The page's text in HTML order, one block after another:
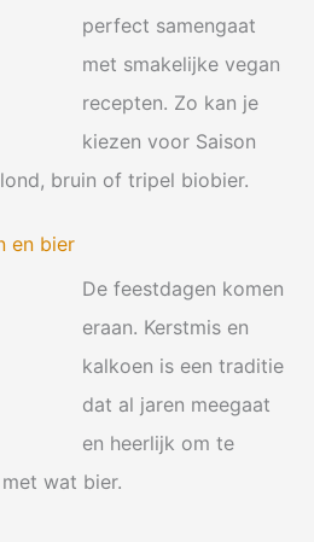
perfect samengaat
met smakelijke vegan
recepten. Zo kan je
kiezen voor Saison
bruin of tripel biobier.
en bier
De feestdagen komen
eraan. Kerstmis en
kalkoen is een traditie
dat al jaren meegaat
en heerlijk om te
wat bier.